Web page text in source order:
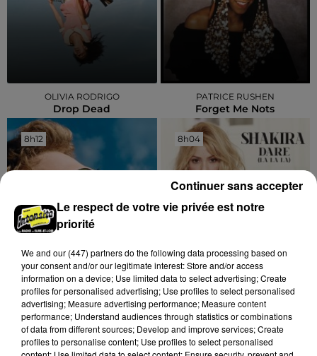
OLIVIA RODRIGO
Drop Dead
PATRICE RUSHEN
Forget Me Nots
8h12
8h12
ALEX WARREN
Fever Dream
8h04
8h04
SHAKIRA
Dare (la La La)
Le respect de votre vie privée est notre
priorité
We and our (447) partnersdo the following data processing based on
your consent and/or our legitimate interest: Store and/or access
information on a device; Use limited data to select advertising; Create
profiles for personalised advertising; Use profiles to select personalised
advertising; Measure advertising performance; Measure content
performance; Understand audiences through statistics or combinations
of data from different sources; Develop and improve services; Create
profiles to personalise content; Use profiles to select personalised
Continuer sans accepter